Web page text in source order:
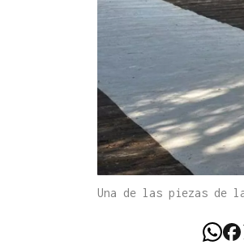
Una de las piezas de